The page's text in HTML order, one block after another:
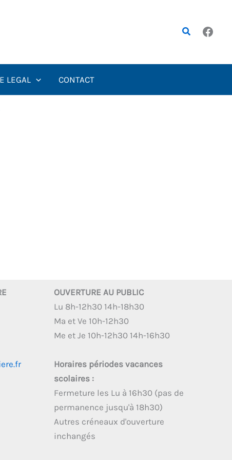
Rechercher
LEGAL CONTACT
OUVERTURE AU PUBLIC
Lu 8h-12h30 14h-18h30
Ma et Ve 10h-12h30
Me et Je 10h-12h30 14h-16h30
Horaires périodes vacances
scolaires :
Fermeture les Lu à 16h30 (pas de
permanence jusqu'à 18h30)
Autres créneaux d'ouverture
inchangés